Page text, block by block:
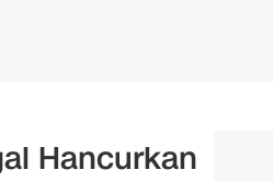
Hancurkan